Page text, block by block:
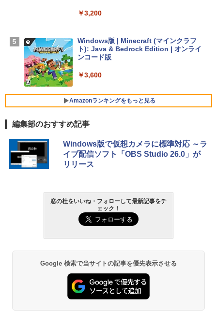
SSD インテル Core 5
￥129,800
Core i5/16GB/SSD 512GB/ホワイト) FM
VWK3E15W_AZ
￥139,880
￥3,200
Windows版 | Minecraft (マインクラフ
ト): Java & Bedrock Edition | オンライ
ンコード版
￥3,600
Amazonランキングをもっと見る
生成AIパスポート公式テキスト 第４版
￥1,766
AIイラスト表現辞典: 思い通りの絵を引き
出す プロンプトの言葉 AI画像生成シリー
ズ (はぴーイラストLabo)
1冊ですべて身につくHTML & CSSとWe
bデザイン入門講座［第2版］
￥1,292
Amazon Kindle - 目に優しい、かさばら
ない、大きな画面で読みやすい、6週間持
続バッテリー、6インチディスプレイ電子
書籍リーダー、マッチャ、16GB、広告な
￥16,980
Kindle Paperwhite シグニチャーエディ
ション (32GB) 7インチディスプレイ、明
ブラック
Amazon Kindle Paperwhite (16GB) 7イ
編集部のおすすめ記事
Windows版で仮想カメラに標準対応 ～ラ
イブ配信ソフト「OBS Studio 26.0」が
リリース
窓の杜をいいね・フォローして最新記事をチ
ェック！
Google 検索で当サイトの記事を優先表示させる